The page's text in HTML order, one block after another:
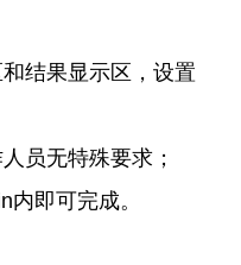
结果显示区，设置
员无特殊要求；
即可完成。